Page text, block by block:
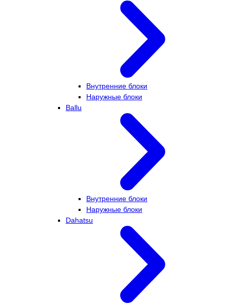
Внутренние блоки
Наружные блоки
Ballu
Внутренние блоки
Наружные блоки
Dahatsu